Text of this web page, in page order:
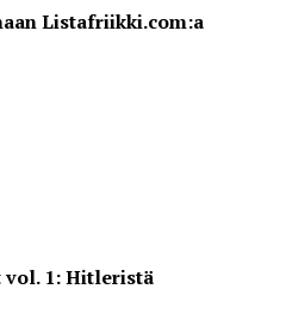
Listafriikki.com:a
1: Hitleristä